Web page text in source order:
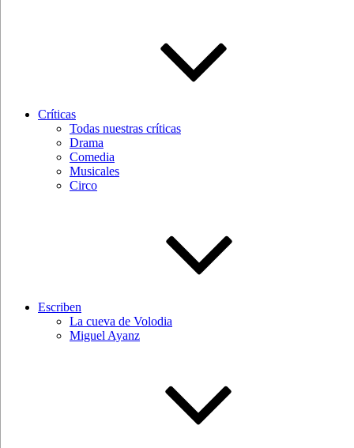
Críticas
Todas nuestras críticas
Drama
Comedia
Musicales
Circo
Escriben
La cueva de Volodia
Miguel Ayanz